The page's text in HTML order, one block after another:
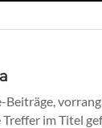
Beiträge,
im Titel